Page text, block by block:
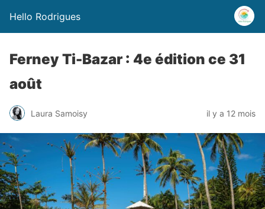
Hello Rodrigues
Ferney Ti-Bazar : 4e édition ce 31
août
Laura Samoisy il y a 12 mois